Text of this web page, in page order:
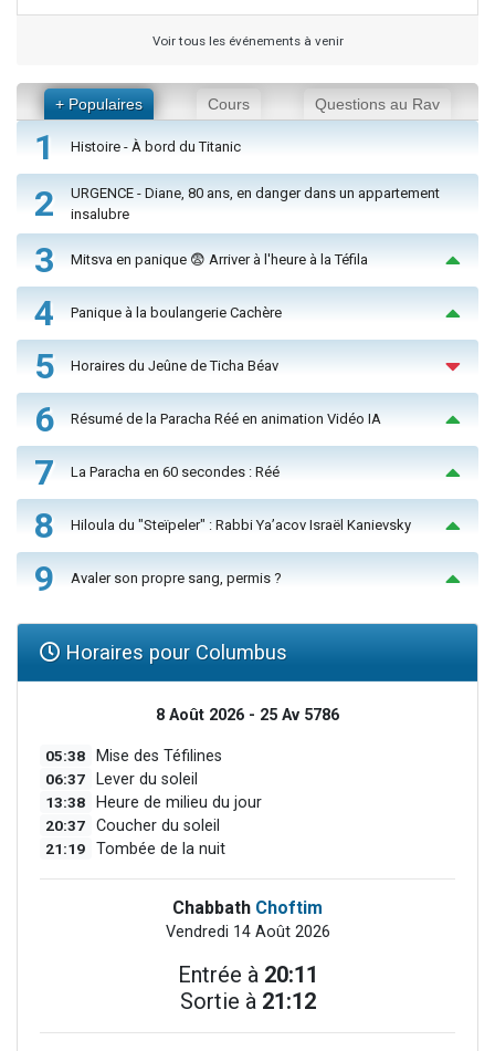
Voir tous les événements à venir
+ Populaires Cours Questions au Rav
1 Histoire - À bord du Titanic
2
URGENCE - Diane, 80 ans, en danger dans un appartement
insalubre
3 Mitsva en panique 😨 Arriver à l'heure à la Téfila
4 Panique à la boulangerie Cachère
5 Horaires du Jeûne de Ticha Béav
6 Résumé de la Paracha Réé en animation Vidéo IA
7 La Paracha en 60 secondes : Réé
8 Hiloula du "Steïpeler" : Rabbi Ya’acov Israël Kanievsky
9 Avaler son propre sang, permis ?
Horaires pour Columbus
8 Août 2026 - 25 Av 5786
05:38 Mise des Téfilines
06:37 Lever du soleil
13:38 Heure de milieu du jour
20:37 Coucher du soleil
21:19 Tombée de la nuit
Chabbath Choftim
Vendredi 14 Août 2026
Entrée à 20:11
Sortie à 21:12